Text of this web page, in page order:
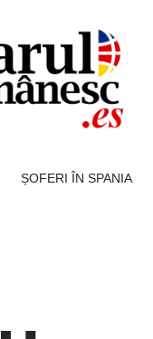
ȘOFERI ÎN SPANIA